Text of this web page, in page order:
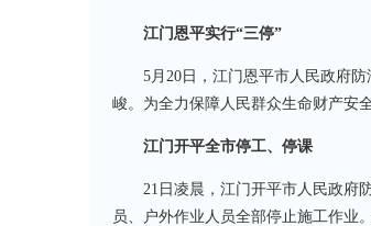
江门恩平实行“三停”
5月20日，江门恩平市人民政府
峻。为全力保障人民群众生命财产安
江门开平全市停工、停课
21日凌晨，江门开平市人民政府
员、户外作业人员全部停止施工作业